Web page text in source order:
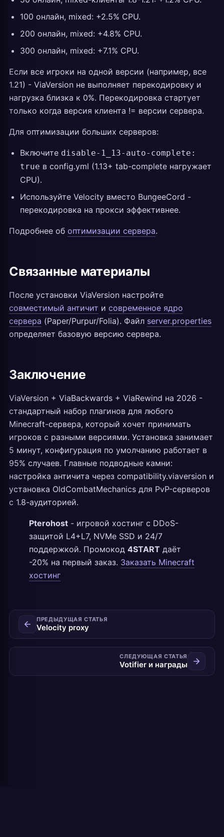
100 онлайн, mixed: +2.5% CPU.
200 онлайн, mixed: +4.8% CPU.
300 онлайн, mixed: +7.1% CPU.
Если все игроки на одной версии (например, все
1.21) - ViaVersion не выполняет перекодировку и
нагрузка близка к 0%. Перекодировка стартует
только когда версия клиента != версии сервера.
Для оптимизации больших серверов:
Включите disable-1_13-auto-complete:
true в config.yml (1.13+ tab-complete нагружает
CPU).
Используйте Velocity вместо BungeeCord -
перекодировка на прокси эффективнее.
Подробнее об оптимизации сервера.
Связанные материалы
После установки ViaVersion настройте
совместимый античит и современное ядро
сервера (Paper/Purpur/Folia). Файл server.properties
определяет базовую версию сервера.
Заключение
ViaVersion + ViaBackwards + ViaRewind на 2026 -
стандартный набор плагинов для любого
Minecraft-сервера, который хочет принимать
игроков с разными версиями. Установка занимает
5 минут, конфигурация по умолчанию работает в
95% случаев. Главные подводные камни:
настройка античита через compatibility.viaversion и
установка OldCombatMechanics для PvP-серверов
с 1.8-аудиторией.
Pterohost - игровой хостинг с DDoS-
защитой L4+L7, NVMe SSD и 24/7
поддержкой. Промокод 4START даёт
-20% на первый заказ. Заказать Minecraft
хостинг
ПРЕДЫДУЩАЯ СТАТЬЯ
Velocity proxy
СЛЕДУЮЩАЯ СТАТЬЯ
Votifier и награды